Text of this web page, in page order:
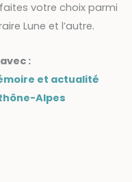
votre choix parmi
Lune et l’autre.
:
et actualité
Alpes